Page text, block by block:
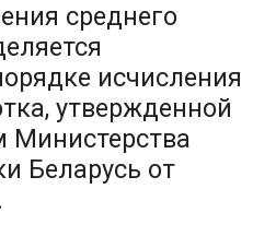
среднего
исчисления
утвержденной
Министерства
Беларусь от